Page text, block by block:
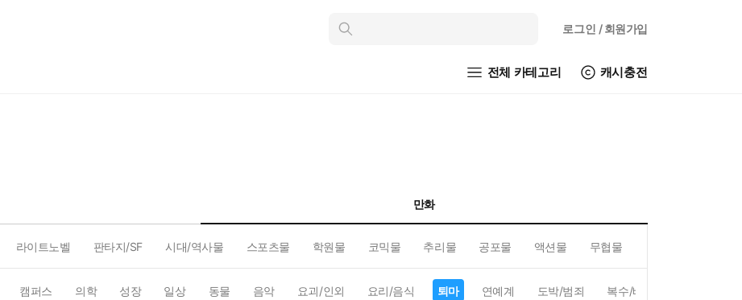
인
로그인 / 회원가입
전체 카테고리 캐시충전
만화
라이트노벨 판타지/SF 시대/역사물 스포츠물 학원물 코믹물 추리물 공포물 액션물 무협물
캠퍼스 의학 성장 일상 동물 음악 요괴/인외 요리/음식 퇴마 연예계 도박/범죄 복수/배신